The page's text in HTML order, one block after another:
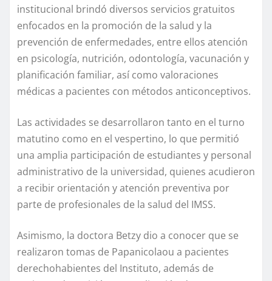
institucional brindó diversos servicios gratuitos
enfocados en la promoción de la salud y la
prevención de enfermedades, entre ellos atención
en psicología, nutrición, odontología, vacunación y
planificación familiar, así como valoraciones
médicas a pacientes con métodos anticonceptivos.
Las actividades se desarrollaron tanto en el turno
matutino como en el vespertino, lo que permitió
una amplia participación de estudiantes y personal
administrativo de la universidad, quienes acudieron
a recibir orientación y atención preventiva por
parte de profesionales de la salud del IMSS.
Asimismo, la doctora Betzy dio a conocer que se
realizaron tomas de Papanicolaou a pacientes
derechohabientes del Instituto, además de